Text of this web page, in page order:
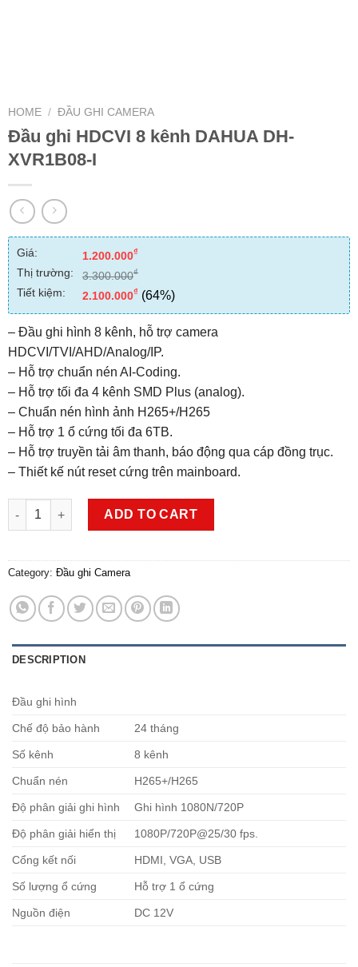
HOME / ĐẦU GHI CAMERA
Đầu ghi HDCVI 8 kênh DAHUA DH-
XVR1B08-I
Giá: 1.200.000₫
Thị trường: 3.300.000₫
Tiết kiệm: 2.100.000₫ (64%)
– Đầu ghi hình 8 kênh, hỗ trợ camera
HDCVI/TVI/AHD/Analog/IP.
– Hỗ trợ chuẩn nén AI-Coding.
– Hỗ trợ tối đa 4 kênh SMD Plus (analog).
– Chuẩn nén hình ảnh H265+/H265
– Hỗ trợ 1 ổ cứng tối đa 6TB.
– Hỗ trợ truyền tải âm thanh, báo động qua cáp đồng trục.
– Thiết kế nút reset cứng trên mainboard.
Đầu ghi HDCVI 8 kênh DAHUA DH-XVR1B08-I quantity
ADD TO CART
Category: Đầu ghi Camera
DESCRIPTION
Đầu ghi hình
Chế độ bảo hành 24 tháng
Số kênh 8 kênh
Chuẩn nén H265+/H265
Độ phân giải ghi hình Ghi hình 1080N/720P
Độ phân giải hiển thị 1080P/720P@25/30 fps.
Cổng kết nối HDMI, VGA, USB
Số lượng ổ cứng Hỗ trợ 1 ổ cứng
Nguồn điện DC 12V